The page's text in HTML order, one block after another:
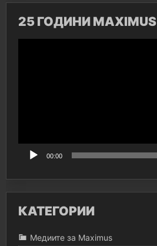
25 ГОДИНИ MAXIMUS
00:00
КАТЕГОРИИ
Медиите за Maximus